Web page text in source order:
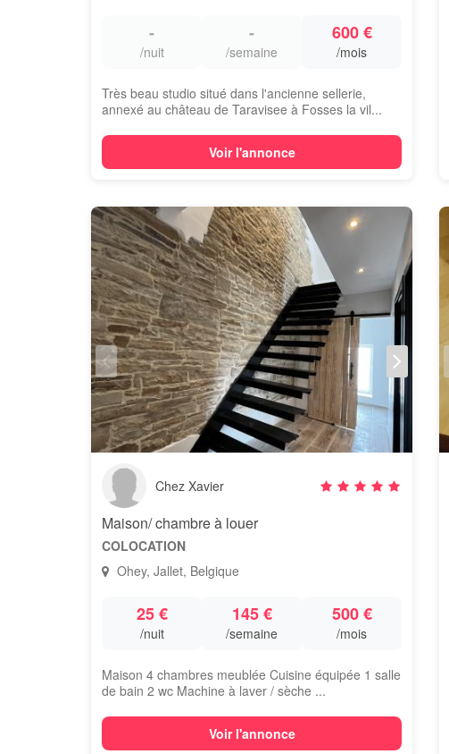
-
/nuit
-
/semaine
600 €
/mois
Très beau studio situé dans l'ancienne sellerie,
annexé au château de Taravisee à Fosses la vil...
Voir l'annonce
Chez Xavier
Maison/ chambre à louer
COLOCATION
Ohey, Jallet, Belgique
25 €
/nuit
145 €
/semaine
500 €
/mois
Maison 4 chambres meublée Cuisine équipée 1 salle
de bain 2 wc Machine à laver / sèche ...
Voir l'annonce